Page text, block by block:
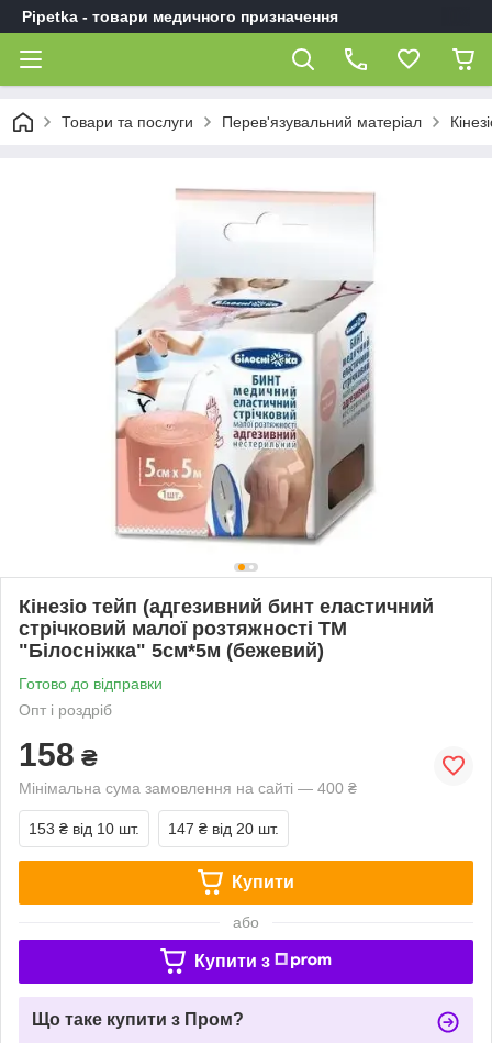
Pipetka - товари медичного призначення
Товари та послуги Перев'язувальний матеріал
Кінезіо тейп (адгезивний бинт еластичний
стрічковий малої розтяжності ТМ
"Білосніжка" 5см*5м (бежевий)
Готово до відправки
Опт і роздріб
158 ₴
Мінімальна сума замовлення на сайті — 400 ₴
153 ₴ від 10 шт. 147 ₴ від 20 шт.
Купити
або
Купити з
Що таке купити з Пром?